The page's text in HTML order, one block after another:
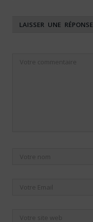
LAISSER UNE RÉPONSE